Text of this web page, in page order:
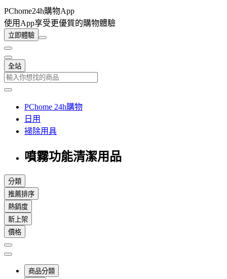
PChome24h購物App
使用App享受更優質的購物體驗
立即體驗
全站
PChome 24h購物
日用
掃除用具
噴霧功能清潔用品
分類
推薦排序
熱銷度
新上架
價格
商品分類